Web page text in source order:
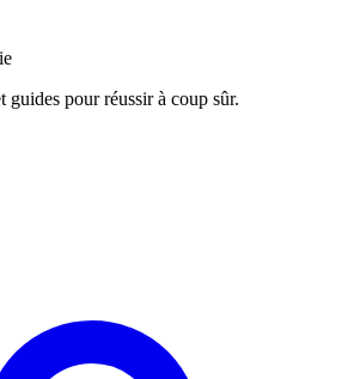
guides pour réussir à coup sûr.